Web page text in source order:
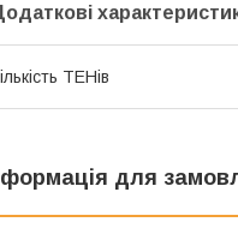
ТЕНів
для